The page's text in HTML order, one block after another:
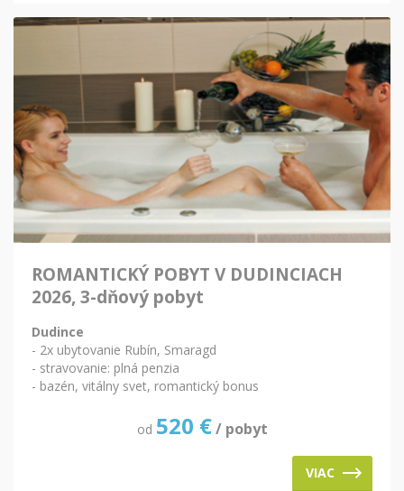
ROMANTICKÝ POBYT V DUDINCIACH
2026, 3-dňový pobyt
Dudince
- 2x ubytovanie Rubín, Smaragd
- stravovanie: plná penzia
- bazén, vitálny svet, romantický bonus
od 520 € / pobyt
VIAC